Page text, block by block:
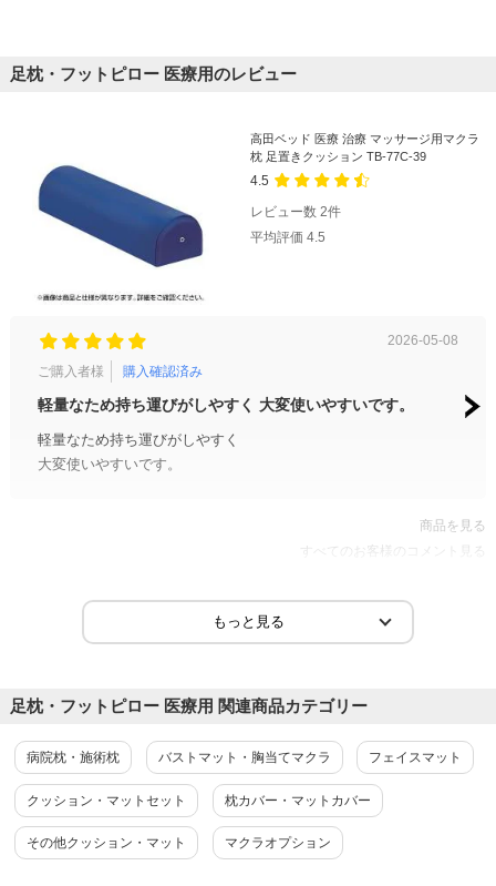
足枕・フットピロー 医療用のレビュー
高田ベッド 医療 治療 マッサージ用マクラ
枕 足置きクッション TB-77C-39
4.5
レビュー数 2件
平均評価 4.5
2026-05-08
ご購入者様
購入確認済み
軽量なため持ち運びがしやすく 大変使いやすいです。
軽量なため持ち運びがしやすく
大変使いやすいです。
治療
商品を見る
すべてのお客様のコメント見る
足枕・フットピロー 医療用 関連商品カテゴリー
病院枕・施術枕 バストマット・胸当てマクラ フェイスマット
クッション・マットセット 枕カバー・マットカバー
その他クッション・マット マクラオプション